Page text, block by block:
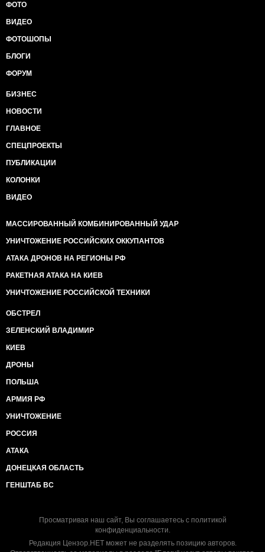
ФОТО
ВИДЕО
ФОТОШОПЫ
БЛОГИ
ФОРУМ
БИЗНЕС
НОВОСТИ
ГЛАВНОЕ
СПЕЦПРОЕКТЫ
ПУБЛИКАЦИИ
КОЛОНКИ
ВИДЕО
МАССИРОВАННЫЙ КОМБИНИРОВАННЫЙ УДАР
УНИЧТОЖЕНИЕ РОССИЙСКИХ ОККУПАНТОВ
АТАКА ДРОНОВ НА РЕГИОНЫ РФ
РАКЕТНАЯ АТАКА НА КИЕВ
УНИЧТОЖЕНИЕ РОССИЙСКОЙ ТЕХНИКИ
ОБСТРЕЛ
ЗЕЛЕНСКИЙ ВЛАДИМИР
КИЕВ
ДРОНЫ
ПОЛЬША
АРМИЯ РФ
УНИЧТОЖЕНИЕ
РОССИЯ
АТАКА
ДОНЕЦКАЯ ОБЛАСТЬ
ГЕНШТАБ ВС
Просматривая наш сайт, Вы соглашаетесь с политикой
конфиденциальности.
Редакция Цензор.НЕТ может не разделять позицию авторов.